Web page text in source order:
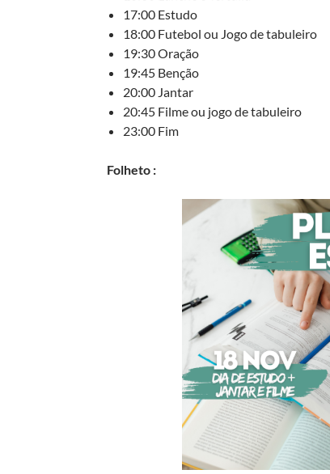
17:00 Estudo
18:00 Futebol ou Jogo de tabuleiro
19:30 Oração
19:45 Benção
20:00 Jantar
20:45 Filme ou jogo de tabuleiro
23:00 Fim
Folheto :